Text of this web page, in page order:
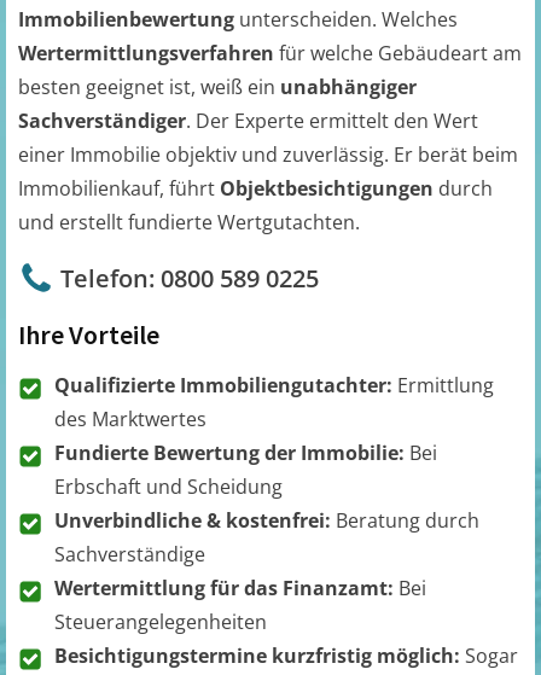
Immobilienbewertung unterscheiden. Welches
Wertermittlungsverfahren für welche Gebäudeart am
besten geeignet ist, weiß ein unabhängiger
Sachverständiger. Der Experte ermittelt den Wert
einer Immobilie objektiv und zuverlässig. Er berät beim
Immobilienkauf, führt Objektbesichtigungen durch
und erstellt fundierte Wertgutachten.
Telefon: 0800 589 0225
Ihre Vorteile
Qualifizierte Immobiliengutachter: Ermittlung
des Marktwertes
Fundierte Bewertung der Immobilie: Bei
Erbschaft und Scheidung
Unverbindliche & kostenfrei: Beratung durch
Sachverständige
Wertermittlung für das Finanzamt: Bei
Steuerangelegenheiten
Besichtigungstermine kurzfristig möglich: Sogar